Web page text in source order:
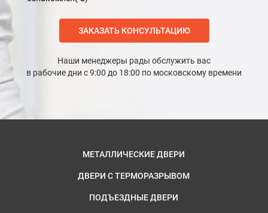
ЗАКАЗАТЬ КОНСУЛЬТАЦИЮ
Наши менеджеры рады обслужить вас
в рабочие дни с 9:00 до 18:00 по московскому времени
МЕТАЛЛИЧЕСКИЕ ДВЕРИ
ДВЕРИ С ТЕРМОРАЗРЫВОМ
ПОДЪЕЗДНЫЕ ДВЕРИ